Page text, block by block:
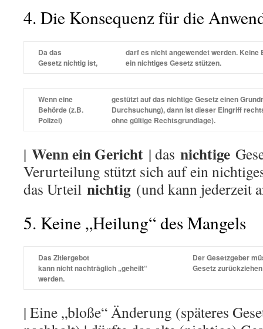
4. Die Konsequenz für die
Da das
Gesetznichtigist,
darf es nichtangewendet werden.
ein nichtiges Gesetz stützen.
Wenn eine
Behörde(z.B.
Polizei)
gestützt auf das nichtigeGesetz einen
Durchsuchung), dann ist dieser Eingriff
ohnegültige Rechtsgrundlage).
| Wenn ein Gericht | das nichtige
Verurteilung stützt sich auf ein
das Urteil nichtig (und kann jederzeit
5. Keine „Heilung“ des Mangels
Das Zitiergebot
kannnichtnachträglich „geheilt“
werden.
Der Gesetzgeber
Gesetzzurückziehen
| Eine „bloße“ Änderung (späteres